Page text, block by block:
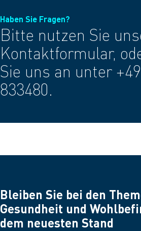
Haben Sie Fragen?
Bitte nutzen Sie
Kontaktformular,
Sie uns an unter +49
833480.
Bleiben Sie bei den
Gesundheit und
dem neuesten Stand